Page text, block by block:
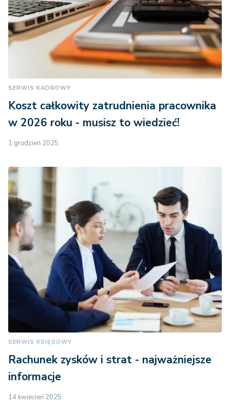
SERWIS KADROWY
Koszt całkowity zatrudnienia pracownika
w 2026 roku - musisz to wiedzieć!
1 grudzień 2025
SERWIS KSIĘGOWY
Rachunek zysków i strat - najważniejsze
informacje
14 kwiecień 2025